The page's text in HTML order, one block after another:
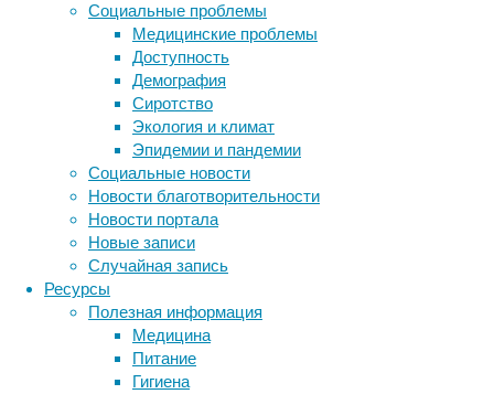
Социальные проблемы
Медицинские проблемы
Доступность
Демография
Сиротство
Экология и климат
Эпидемии и пандемии
Социальные новости
Новости благотворительности
Новости портала
Новые записи
Случайная запись
Ресурсы
Полезная информация
Медицина
Питание
Гигиена
купить
порошковое
оборудование
которое
будет
идеально
соответствовать
всем
производства.
Ошибка
на
выбора
может
привести